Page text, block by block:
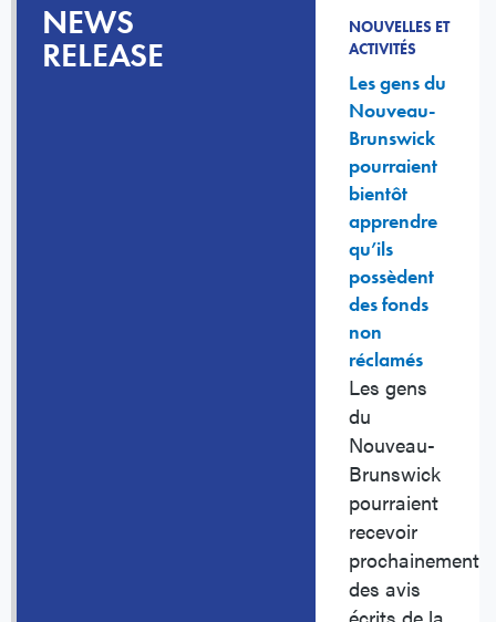
NEWS
RELEASE
NOUVELLES ET
ACTIVITÉS
Les gens du
Nouveau-
Brunswick
pourraient
bientôt
apprendre
qu’ils
possèdent
des fonds
non
réclamés
Les gens
du
Nouveau-
Brunswick
pourraient
recevoir
prochainement
des avis